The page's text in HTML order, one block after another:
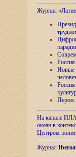
Журнал
Новые
Перон:
На канале
океан в
Центром
Журнал